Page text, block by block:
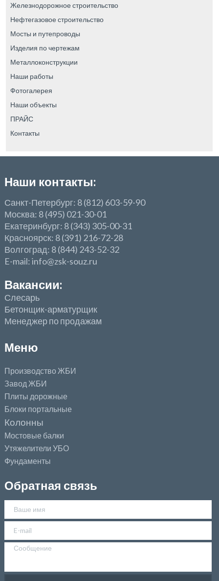
Железнодорожное строительство
Нефтегазовое строительство
Мосты и путепроводы
Изделия по чертежам
Металлоконструкции
Наши работы
Фотогалерея
Наши объекты
ПРАЙС
Контакты
Наши контакты:
Санкт-Петербург: 8 (812) 603-59-90
Москва: 8 (495) 021-30-01
Екатеринбург: 8 (343) 305-00-31
Красноярск: 8 (391) 216-72-28
Волгоград: 8 (844) 243-52-32
E-mail: info@zsk-souz.ru
Вакансии:
Слесарь
Бетонщик-арматурщик
Менеджер по продажам
Меню
Производство ЖБИ
Завод ЖБИ
Плиты дорожные
Блоки портальные
Колонны
Мостовые балки
Утяжелители УБО
Фундаменты
Обратная связь